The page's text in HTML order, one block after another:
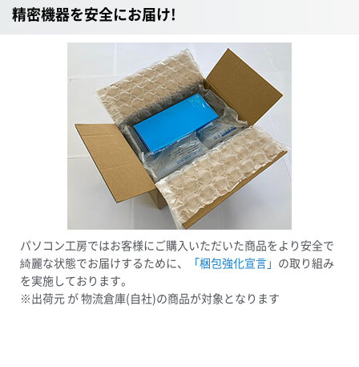
精密機器を安全にお届け!
パソコン工房ではお客様にご購入いただいた商品をより安全で
綺麗な状態でお届けするために、
「梱包強化宣言」 の取り組み
を実施しております。
※出荷元 が 物流倉庫(自社)の商品が対象となります